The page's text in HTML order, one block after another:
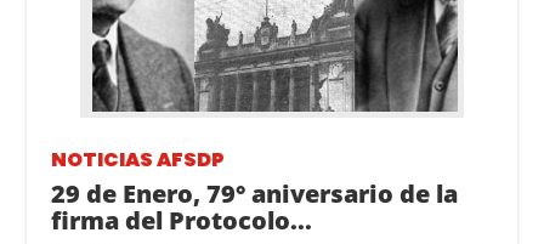
NOTICIAS AFSDP
29 de Enero, 79° aniversario de la
firma del Protocolo...